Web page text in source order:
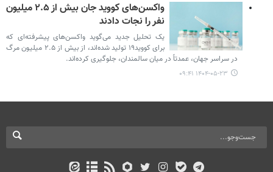
واکسن‌های کووید جان بیش از ۲.۵ میلیون
نفر را نجات دادند
یک تحلیل جدید می‌گوید واکسن‌های پیشرفته‌ای که
برای کووید۱۹ تولید شده‌اند، از بیش از ۲.۵ میلیون مرگ
در سراسر جهان، عمدتاً در میان سالمندان، جلوگیری کرده‌اند.
۱۴۰۴-۰۵-۲۳ ۰۹:۴۱